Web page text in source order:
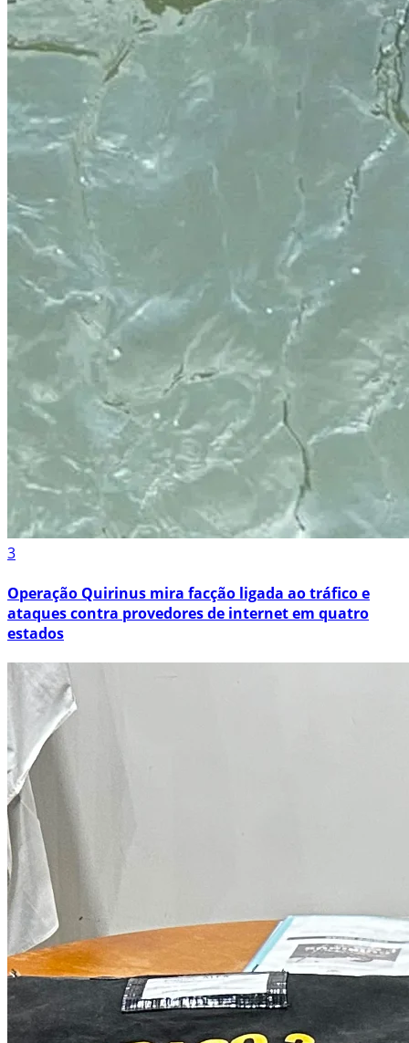
3
Operação Quirinus mira facção ligada ao tráfico e
ataques contra provedores de internet em quatro
estados